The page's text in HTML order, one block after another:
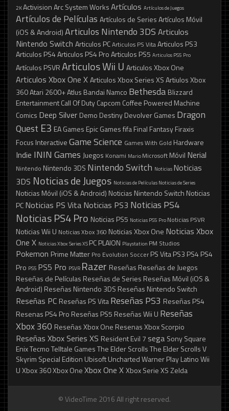
2KActivisionArc System WorksArtículos Artículos de Juegos
Artículos de Películas Artículos de SeriesArtículos Móvil
(iOS & Android)Articulos Nintendo 3DS Articulos
Nintendo Switch Articulos PCArticulos PS VitaArticulos PS3
Articulos PS4Articulos PS4 ProArticulos PS5 Articulos PS5 Pro
Artículos PSVRArticulos Wii U Articulos Xbox One
Articulos Xbox One XArticulos Xbox Series XSArtiulos Xbox
360Atari 2600+Atlus Bandai Namco Bethesda Blizzard
EntertainmentCall Of DutyCapcom Coffee Powered Machine
Comics Deep Silver Demo DestinyDevolver Games Dragon
Quest E3 EA Games Epic GamesfifaFinal FantasyFiraxis
Focus InteractiveGame Science Games With Gold Hardware
Indie ININ Games Juegos Konami Mario Microsoft Móvil Nerial
Nintendo Nintendo 3DS Nintendo Switch Noticias Noticias
3DS Noticias de Juegos Noticias de Películas Noticias de Series
Noticias Móvil (iOS & Android) Noticias Nintendo Switch Noticias
PCNoticias PS Vita Noticias PS3 Noticias PS4
Noticias PS4 Pro Noticias PS5 Noticias PS5 Pro Noticias PSVR
Noticias Wii U Noticias Xbox 360 Noticias Xbox One Noticias Xbox
One X Noticias Xbox Series XS PCPLAION Playstation PM Studios
Pokemon Prime Matter Pro Evolution Soccer PS VitaPS3 PS4 PS4
Pro PS5 PS5 Pro PSVR Razer Reseñas Reseñas de Juegos
Reseñas de Películas Reseñas de Series Reseñas Móvil (iOS &
Android) Reseñas Nintendo 3DS Reseñas Nintendo Switch
Reseñas PC Reseñas PS VitaReseñas PS3 Reseñas PS4
Resenas PS4 Pro Reseñas PS5 Reseñas Wii U Reseñas
Xbox 360 Reseñas Xbox One Resenas Xbox Scorpio
Reseñas Xbox Series XS Resident Evil 7sega SonySquare
EnixTecmoTelltale GamesThe Elder ScrollsThe Elder Scrolls V
Skyrim Special Edition UbisoftUnchartedWarner Play LatinoWii
UXbox 360Xbox OneXbox One XXbox Serie XS Zelda
© VideoTime 2016 All right reserved.